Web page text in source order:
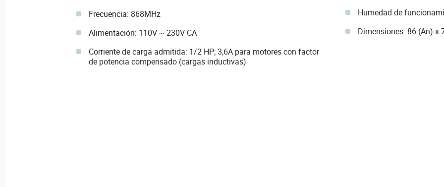
Frecuencia: 868MHz
Alimentación: 110V ~ 230V CA
Corriente de carga admitida: 1/2 HP; 3,6A para motores con factor
de potencia compensado (cargas inductivas)
Humedad de
Dimensiones: 86 (An) x